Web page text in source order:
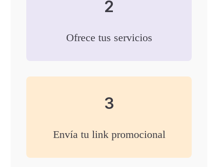
2
Ofrece tus servicios
3
Envía tu link promocional